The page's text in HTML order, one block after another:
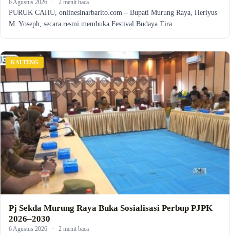
6 Agustus 2026 · 2 menit baca
PURUK CAHU, onlinesinarbarito.com – Bupati Murung Raya, Heriyus
M. Yoseph, secara resmi membuka Festival Budaya Tira…
KALTENG
Pj Sekda Murung Raya Buka Sosialisasi Perbup PJPK
2026–2030
6 Agustus 2026 · 2 menit baca